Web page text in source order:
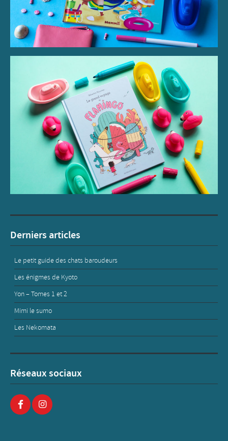
Derniers articles
Le petit guide des chats baroudeurs
Les énigmes de Kyoto
Yon – Tomes 1 et 2
Mimi le sumo
Les Nekomata
Réseaux sociaux